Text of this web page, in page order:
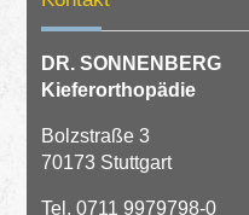
DR. SONNENBERG
Kieferorthopädie
Bolzstraße 3
70173 Stuttgart
Tel.0711 9979798-0